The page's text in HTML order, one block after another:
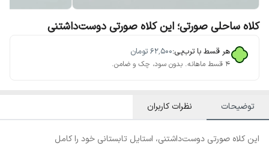
کلاه ساحلی صورتی؛ این کلاه صورتی دوست‌داشتنی
هر قسط با ترب‌پی:۶۲٬۵۰۰ تومان
۴ قسط ماهانه. بدون سود، چک و ضامن.
توضیحات نظرات کاربران
این کلاه صورتی دوست‌داشتنی، استایل تابستانی خود را کامل